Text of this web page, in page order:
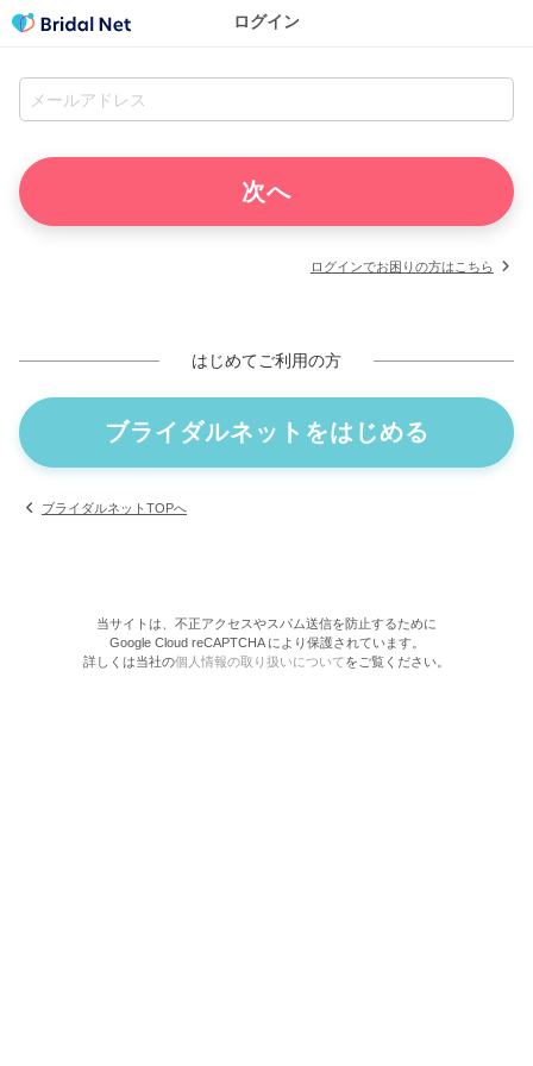
ログイン
ログインでお困りの方はこちら
はじめてご利用の方
ブライダルネットをはじめる
ブライダルネットTOPへ
当サイトは、不正アクセスやスパム送信を防止するために
Google Cloud reCAPTCHA により保護されています。
詳しくは当社の個人情報の取り扱いについてをご覧ください。